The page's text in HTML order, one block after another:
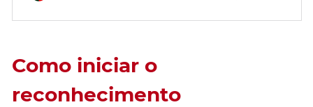
Como iniciar o
reconhecimento